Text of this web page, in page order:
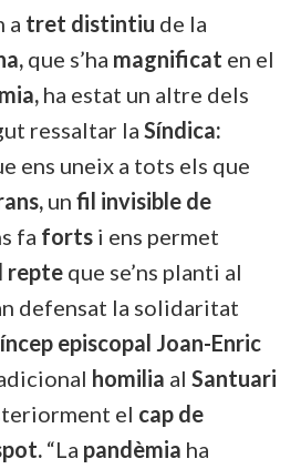
a tret distintiu de la
que s’ha magnificat en el
ha estat un altre dels
ressaltar la Síndica:
ens uneix a tots els que
un fil invisible de
fa forts i ens permet
repte que se’ns planti al
defensat la solidaritat
episcopal Joan-Enric
homilia al Santuari
el cap de
“La pandèmia ha